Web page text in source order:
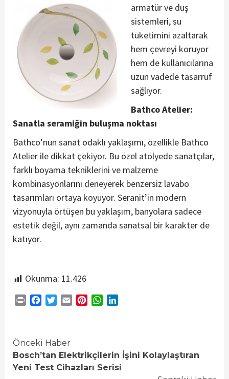
armatür ve duş
sistemleri, su
tüketimini azaltarak
hem çevreyi koruyor
hem de kullanıcılarına
uzun vadede tasarruf
sağlıyor.
Bathco Atelier:
Sanatla seramiğin buluşma noktası
Bathco’nun sanat odaklı yaklaşımı, özellikle Bathco
Atelier ile dikkat çekiyor. Bu özel atölyede sanatçılar,
farklı boyama tekniklerini ve malzeme
kombinasyonlarını deneyerek benzersiz lavabo
tasarımları ortaya koyuyor. Seranit’in modern
vizyonuyla örtüşen bu yaklaşım, banyolara sadece
estetik değil, aynı zamanda sanatsal bir karakter de
katıyor.
Okunma: 11.426
Print FacebookTwitterEmail PinterestWhatsApp
Continue
Reading
Önceki Haber
Bosch’tan Elektrikçilerin İşini Kolaylaştıran
Yeni Test Cihazları Serisi